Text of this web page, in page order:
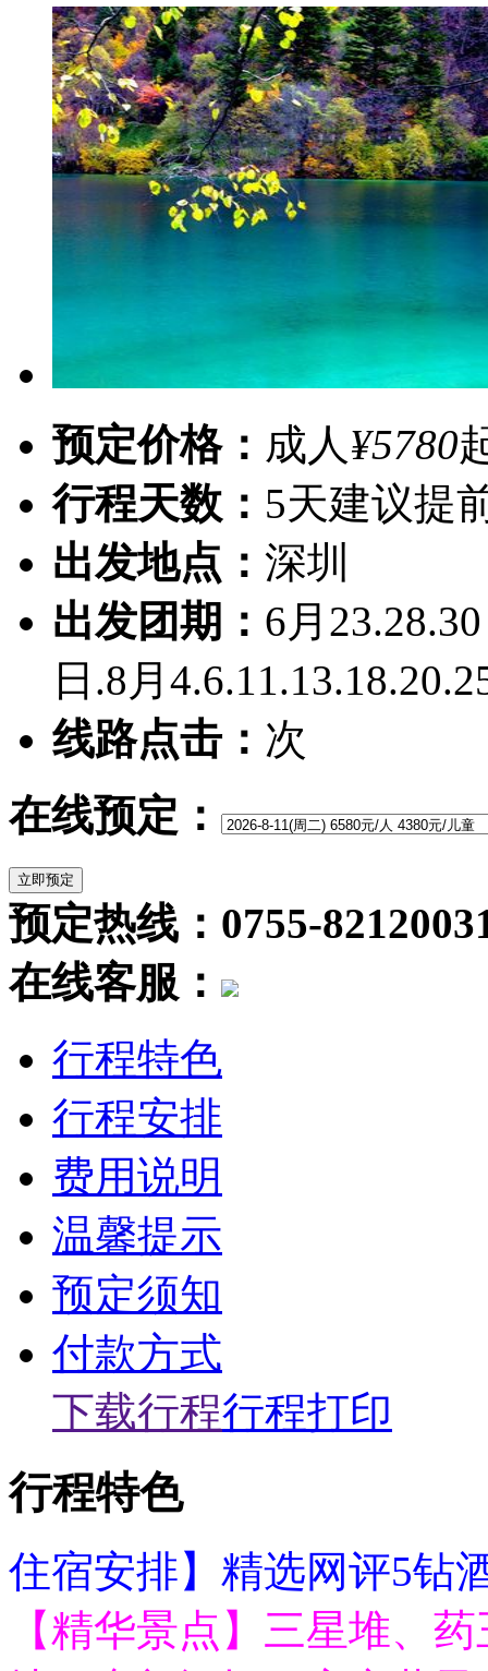
预定价格： 成人 ¥5780
行程天数： 5天建议提
出发地点： 深圳
出发团期： 6月
日.8月
线路点击： 次
在线预定：
预定热线：0755-
在线客服：
行程特色
行程安排
费用说明
温馨提示
预定须知
付款方式
下载行程行程打印
行程特色
住宿安排】精选网评5钻
【精华景点】三星堆、